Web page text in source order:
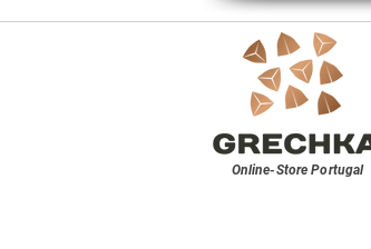
Online-StorePortugal